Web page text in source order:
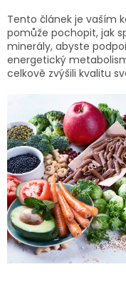
Tento článek je vaším
pomůže pochopit, jak
minerály, abyste
energetický
celkově zvýšili kvalitu